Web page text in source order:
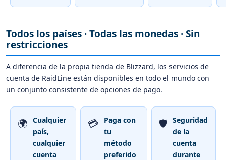
Todos los países · Todas las monedas · Sin
restricciones
A diferencia de la propia tienda de Blizzard, los servicios de
cuenta de RaidLine están disponibles en todo el mundo con
un conjunto consistente de opciones de pago.
🌍 Cualquier
país,
cualquier
cuenta
💳
Paga con
tu
método
preferido
🛡️ Seguridad
de la
cuenta
durante